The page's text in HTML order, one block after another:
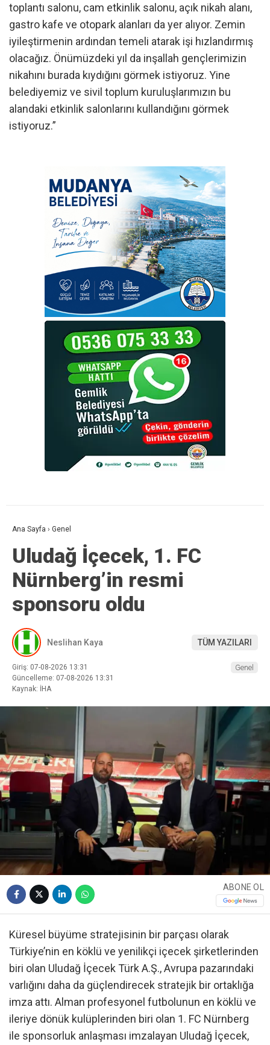
toplantı salonu, cam etkinlik salonu, açık nikah alanı,
gastro kafe ve otopark alanları da yer alıyor. Zemin
iyileştirmenin ardından temeli atarak işi hızlandırmış
olacağız. Önümüzdeki yıl da inşallah gençlerimizin
nikahını burada kıydığını görmek istiyoruz. Yine
belediyemiz ve sivil toplum kuruluşlarımızın bu
alandaki etkinlik salonlarını kullandığını görmek
istiyoruz.”
Ana Sayfa › Genel
Uludağ İçecek, 1. FC
Nürnberg’in resmi
sponsoru oldu
Neslihan Kaya TÜM YAZILARI
Giriş: 07-08-2026 13:31
Güncelleme: 07-08-2026 13:31
Kaynak: İHA
Genel
ABONE OL
Küresel büyüme stratejisinin bir parçası olarak
Türkiye’nin en köklü ve yenilikçi içecek şirketlerinden
biri olan Uludağ İçecek Türk A.Ş., Avrupa pazarındaki
varlığını daha da güçlendirecek stratejik bir ortaklığa
imza attı. Alman profesyonel futbolunun en köklü ve
ileriye dönük kulüplerinden biri olan 1. FC Nürnberg
ile sponsorluk anlaşması imzalayan Uludağ İçecek,